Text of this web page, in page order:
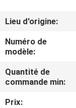
À
PROPOS
DE
NOUS
Lieu d'origine:
Numéro de
modèle:
Quantité de
commande min:
Prix: